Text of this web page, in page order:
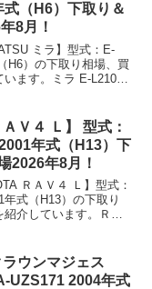
式（H6）下取り＆
8月！
ミラ】型式：E-
H6）の下取り相場、買
ます。ミラ E-L210S
円～...
ＡＶ４ Ｌ】 型式：
年式（H13）下
2026年8月！
ＲＡＶ４ Ｌ】型式：
式（H13）の下取り
介しています。ＲＡ
取...
ラウンマジェス
UZS171 2004年式